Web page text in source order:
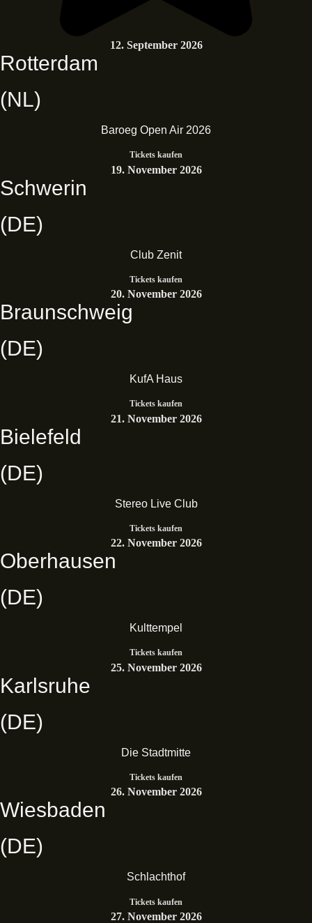
12. September 2026
Rotterdam
(NL)
Baroeg Open Air 2026
Tickets kaufen
19. November 2026
Schwerin
(DE)
Club Zenit
Tickets kaufen
20. November 2026
Braunschweig
(DE)
KufA Haus
Tickets kaufen
21. November 2026
Bielefeld
(DE)
Stereo Live Club
Tickets kaufen
22. November 2026
Oberhausen
(DE)
Kulttempel
Tickets kaufen
25. November 2026
Karlsruhe
(DE)
Die Stadtmitte
Tickets kaufen
26. November 2026
Wiesbaden
(DE)
Schlachthof
Tickets kaufen
27. November 2026